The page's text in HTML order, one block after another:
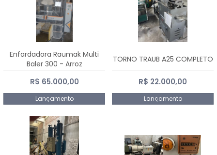
Enfardadora Raumak Multi
Baler 300 - Arroz
R$ 65.000,00
Lançamento
TORNO TRAUB A25 COMPLETO
R$ 22.000,00
Lançamento